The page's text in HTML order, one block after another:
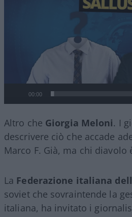
00:00
Altro che Giorgia Meloni. I
descrivere ciò che accade
Marco F. Già, ma chi diavolo
La Federazione italiana
soviet che sovraintende la
italiana, ha invitato i